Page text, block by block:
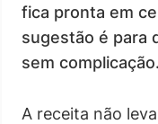
fica pronta em
sugestão é para
sem complicação.
A receita não